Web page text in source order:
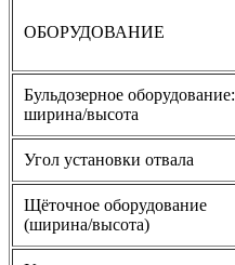
ОБОРУДОВАНИЕ
Бульдозерное оборудование:
ширина/высота
Угол установки отвала
Щёточное оборудование
(ширина/высота)